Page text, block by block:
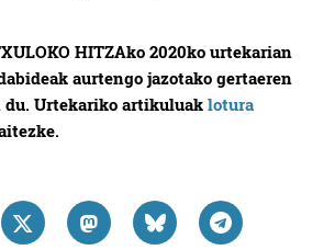
HITZAko 2020ko urtekarian
aurtengo jazotako gertaeren
du. Urtekariko artikuluaklotura